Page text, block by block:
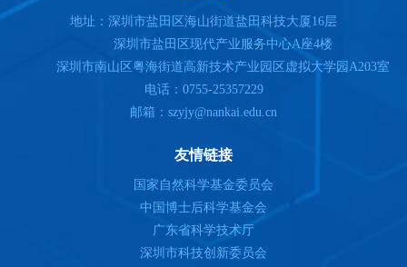
地址：深圳市盐田区海山街道盐田科技大厦16层
深圳市盐田区现代产业服务中心A座4楼
深圳市南山区粤海街道高新技术产业园区虚拟大学园A203室
电话：0755-25357229
邮箱：szyjy@nankai.edu.cn
友情链接
国家自然科学基金委员会
中国博士后科学基金会
广东省科学技术厅
深圳市科技创新委员会